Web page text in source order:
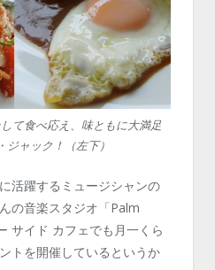
て食べ応え、味ともに大満足
ジャック！（左下）
活躍するミュージシャンの
の音楽スタジオ「Palm
サイド カフェでも月一くら
トを開催しているというか